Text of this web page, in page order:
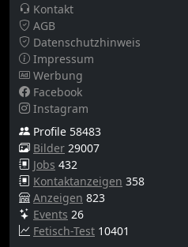
Kontakt
AGB
Datenschutzhinweis
Impressum
Werbung
Facebook
Instagram
Profile 58483
Bilder 29007
Jobs 432
Kontaktanzeigen 358
Anzeigen 823
Events 26
Fetisch-Test 10401